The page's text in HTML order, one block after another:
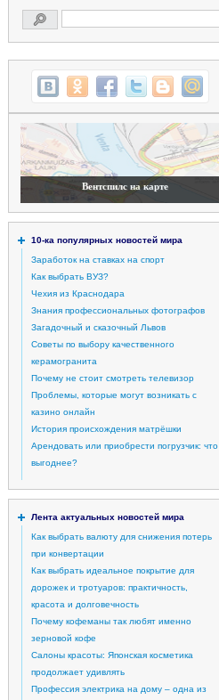
Вентспилс на карте
10-ка популярных новостей мира
Заработок на ставках на спорт
Как выбрать ВУЗ?
Чехия из Краснодара
Знания профессиональных фотографов
Загадочный и сказочный Львов
Советы по выбору качественного
керамогранита
Почему не стоит смотреть телевизор
Проблемы, которые могут возникать с
казино онлайн
История происхождения матрёшки
Арендовать или приобрести погрузчик: что
выгоднее?
Лента актуальных новостей мира
Как выбрать валюту для снижения потерь
при конвертации
Как выбрать идеальное покрытие для
дорожек и тротуаров: практичность,
красота и долговечность
Почему кофеманы так любят именно
зерновой кофе
Салоны красоты: Японская косметика
продолжает удивлять
Профессия электрика на дому – одна из